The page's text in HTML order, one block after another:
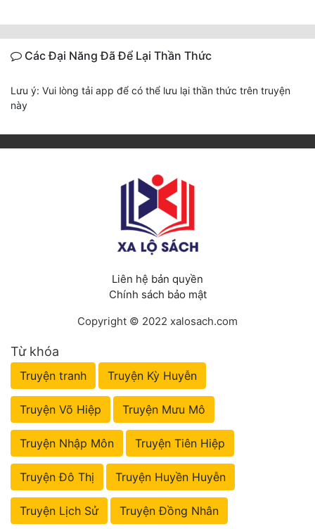
Các Đại Năng Đã Để Lại Thần Thức
Lưu ý: Vui lòng tải app để có thể lưu lại thần thức trên truyện
này
Liên hệ bản quyền
Chính sách bảo mật
Copyright © 2022 xalosach.com
Từ khóa
Truyện tranh Truyện Kỳ Huyễn
Truyện Võ Hiệp Truyện Mưu Mô
Truyện Nhập Môn Truyện Tiên Hiệp
Truyện Đô Thị Truyện Huyền Huyễn
Truyện Lịch Sử Truyện Đồng Nhân